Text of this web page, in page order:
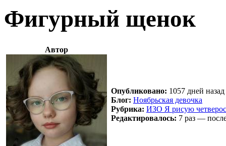
Фигурный щенок
Автор
Опубликовано: 1057 дней
Блог: Ноябрьская девочка
Рубрика: ИЗО Я рисую
Редактировалось: 7 раз —